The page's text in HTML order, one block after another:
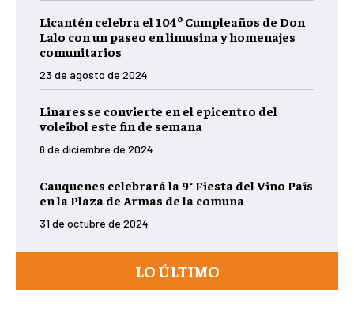
Licantén celebra el 104º Cumpleaños de Don
Lalo con un paseo en limusina y homenajes
comunitarios
23 de agosto de 2024
Linares se convierte en el epicentro del
voleibol este fin de semana
6 de diciembre de 2024
Cauquenes celebrará la 9° Fiesta del Vino País
en la Plaza de Armas de la comuna
31 de octubre de 2024
LO ÚLTIMO